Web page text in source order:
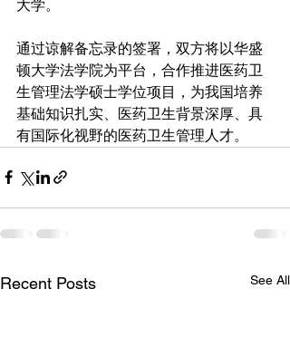
大学。
通过谅解备忘录的签署，双方将以华盛
顿大学法学院为平台，合作推进医药卫
生管理法学硕士学位项目，为我国培养
基础知识扎实、医药卫生背景深厚、具
有国际化视野的医药卫生管理人才。
Recent Posts See All